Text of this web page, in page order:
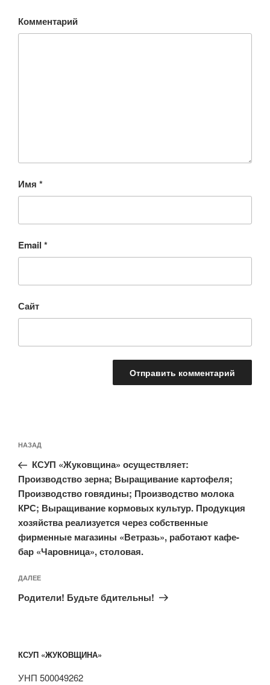
Комментарий
Имя *
Email *
Сайт
по
записям
Предыдущая
запись:
НАЗАД
КСУП «Жуковщина» осуществляет:
Производство зерна; Выращивание картофеля;
Производство говядины; Производство молока
КРС; Выращивание кормовых культур. Продукция
хозяйства реализуется через собственные
фирменные магазины «Ветразь», работают кафе-
бар «Чаровница», столовая.
Следующая
запись
ДАЛЕЕ
Родители! Будьте бдительны!
КСУП «ЖУКОВЩИНА»
УНП 500049262